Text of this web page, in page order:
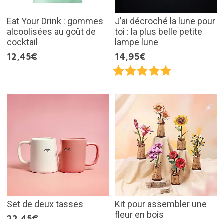
Eat Your Drink : gommes
alcoolisées au goût de
cocktail
12,45€
J’ai décroché la lune pour
toi : la plus belle petite
lampe lune
14,95€
Set de deux tasses
Kit pour assembler une
fleur en bois